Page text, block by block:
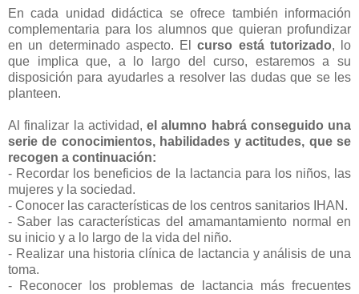
En cada unidad didáctica se ofrece también información
complementaria para los alumnos que quieran profundizar
en un determinado aspecto. Elcurso está tutorizado, lo
que implica que, a lo largo del curso, estaremos a su
disposición para ayudarles a resolver las dudas que se les
planteen.
Al finalizar la actividad, el alumno habrá conseguido una
serie de conocimientos, habilidades y actitudes, que se
recogen a continuación:
- Recordar los beneficios de la lactancia para los niños, las
mujeres y la sociedad.
- Conocer las características de los centros sanitarios IHAN.
- Saber las características del amamantamiento normal en
su inicio y a lo largo de la vida del niño.
- Realizar una historia clínica de lactancia y análisis de una
toma.
- Reconocer los problemas de lactancia más frecuentes